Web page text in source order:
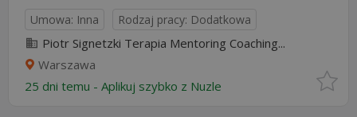
Umowa: Inna Rodzaj pracy: Dodatkowa
Piotr Signetzki Terapia Mentoring Coaching...
Warszawa
25 dni temu - Aplikuj szybko z Nuzle